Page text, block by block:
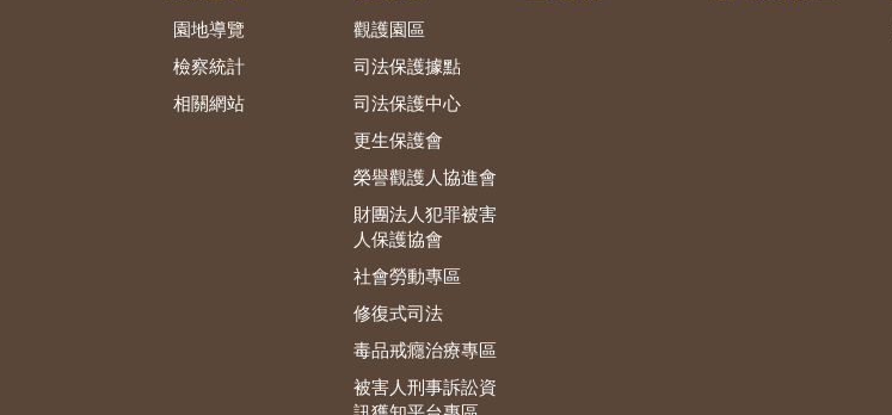
園地導覽
檢察統計
相關網站
觀護園區
司法保護據點
司法保護中心
更生保護會
榮譽觀護人協進會
財團法人犯罪被害
人保護協會
社會勞動專區
修復式司法
毒品戒癮治療專區
被害人刑事訴訟資